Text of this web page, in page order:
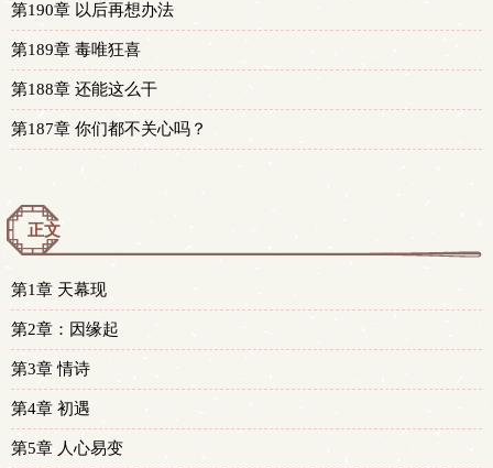
第190章 以后再想办法
第189章 毒唯狂喜
第188章 还能这么干
第187章 你们都不关心吗？
正文
第1章 天幕现
第2章：因缘起
第3章 情诗
第4章 初遇
第5章 人心易变